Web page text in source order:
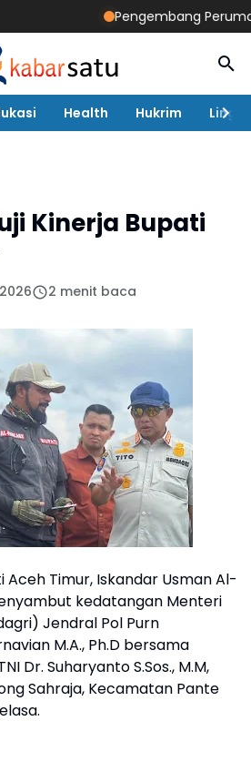
Pengembang
Health Hukrim
Kinerja Bupati
2 menit baca
Timur, Iskandar Usman Al-
kedatangan Menteri
Jendral Pol Purn
M.A., Ph.D bersama
Dr. Suharyanto S.Sos., M.M,
Sahraja, Kecamatan Pante